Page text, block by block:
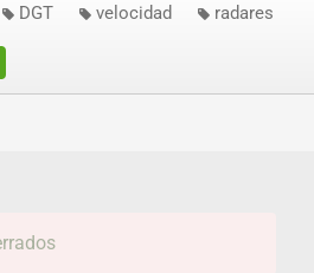
DGT velocidad radares